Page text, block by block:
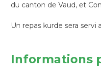
du canton de Vaud, et
Un repas kurde sera servi
Informations